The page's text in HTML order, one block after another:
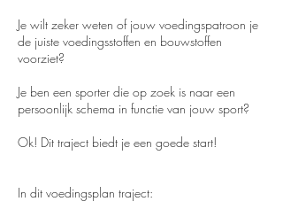
Je wilt zeker weten of jouw voedingspatroon je
de juiste voedingsstoffen en bouwstoffen
voorziet?
Je ben een sporter die op zoek is naar een
persoonlijk schema in functie van jouw sport?
Ok! Dit traject biedt je een goede start!
In dit voedingsplan traject: